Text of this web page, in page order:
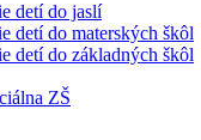
detí do jaslí
detí do materských škôl
detí do základných škôl
ZŠ